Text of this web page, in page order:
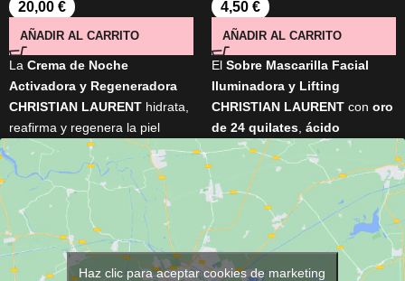
20,00 €
AÑADIR AL CARRITO
La Crema de Noche
Activadora y Regeneradora
CHRISTIAN LAURENT hidrata,
reafirma y regenera la piel
mientras duermes. Su fórmula
con
orquídea negra,
Complejo Royal Caviar™ ,
bioactivo de 24 quilates
y
tecnología Dermofusión 4D
ayuda a reducir las arrugas y
mejora la firmeza, elasticidad y
4,50 €
AÑADIR AL CARRITO
El Sobre Mascarilla Facial
Iluminadora y Lifting
CHRISTIAN LAURENT con oro
de 24 quilates ácido
hialurónico
y
Matrixyl® 3000
proporciona un efecto
reafirmante inmediato, hidrata
intensamente y ayuda a reducir
la apariencia de las arrugas. Su
formato de2 x 5 mles ideal
para disfrutar de un tratamiento
Haz clic para aceptar cookies de marketing